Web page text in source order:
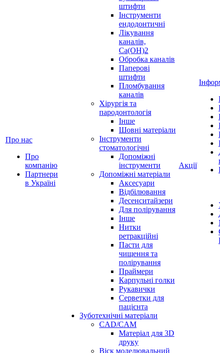
Про нас
Про
компанію
Партнери
в Україні
штифти
Інструменти
ендодонтичні
Лікування
каналів,
Ca(OH)2
Обробка каналів
Паперові
штифти
Пломбування
каналів
Хірургія та
пародонтологія
Інше
Шовні матеріали
Інструменти
стоматологічні
Допоміжні
інструменти
Допоміжні матеріали
Аксесуари
Відбілювання
Десенситайзери
Для полірування
Інше
Нитки
ретракційні
Пасти для
чищення та
полірування
Праймери
Карпульні голки
Рукавички
Серветки для
пацієнта
Зуботехнічні матеріали
CAD/CAM
Матеріал для 3D
друку
Віск моделювальний
Акції